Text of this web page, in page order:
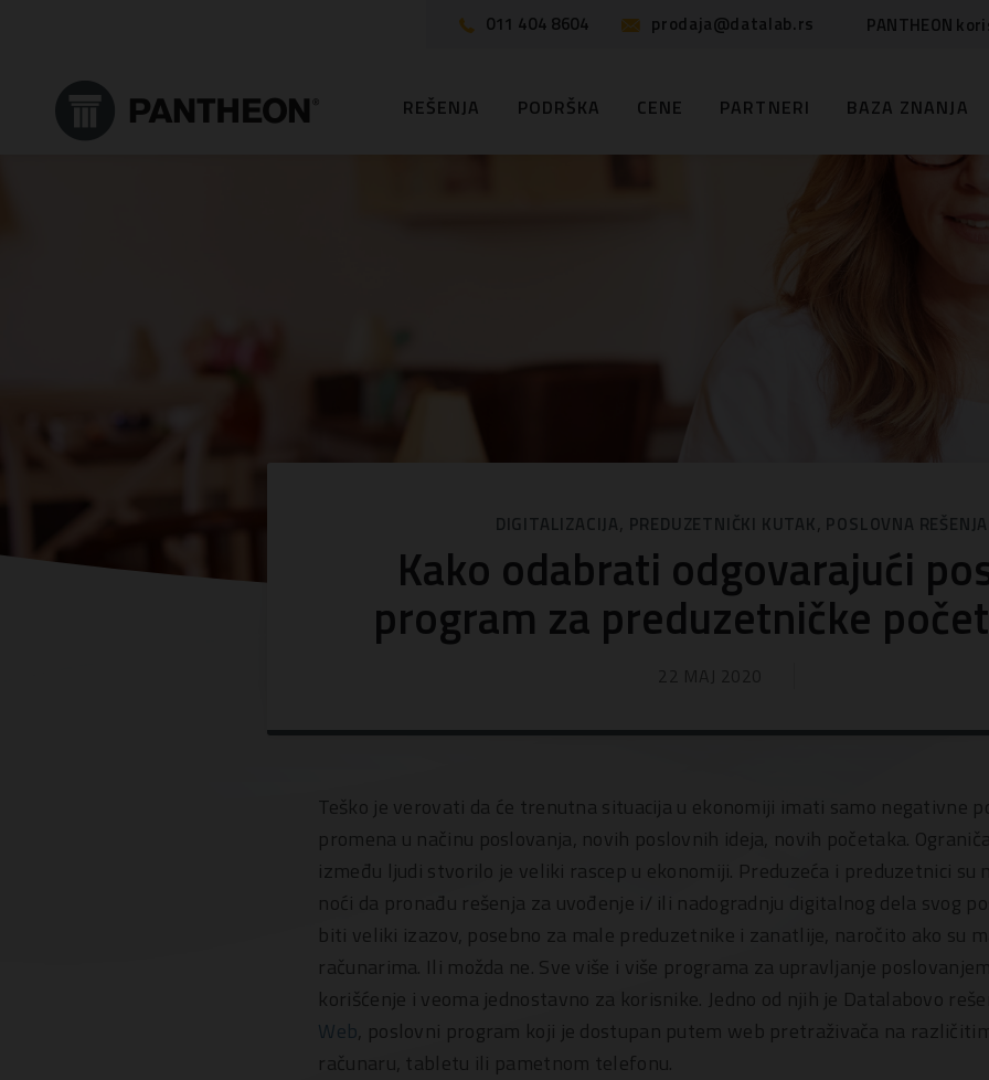
011 404 8604 prodaja@datalab.rs PANTHEON
REŠENJA PODRŠKA CENE PARTNERI BAZA ZNANJA
DIGITALIZACIJA, PREDUZETNIČKI KUTAK, POSLOVNA REŠENJA
Kako odabrati odgovarajući
program za preduzetničke
Teško je verovati da će trenutna situacija u ekonomiji imati samo negativne
promena u načinu poslovanja, novih poslovnih ideja, novih početaka.
između ljudi stvorilo je veliki rascep u ekonomiji. Preduzeća i preduzetnici su
noći da pronađu rešenja za uvođenje i/ ili nadogradnju digitalnog dela svog
biti veliki izazov, posebno za male preduzetnike i zanatlije, naročito ako su
računarima. Ili možda ne. Sve više i više programa za upravljanje
korišćenje i veoma jednostavno za korisnike. Jedno od njih je Datalabovo
Web, poslovni program koji je dostupan putem web pretraživača na
računaru, tabletu ili pametnom telefonu.